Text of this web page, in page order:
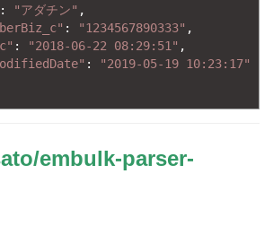
: "アダチン" ,
: "1234567890333" ,
: "2018-06-22 08:29:51" ,
:
"2019-05-19 10:23:17"
embulk-parser-